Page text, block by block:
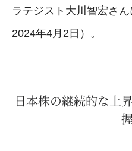
ラテジスト大川智宏さ
2024年4月2日）。
日本株の継続的な上